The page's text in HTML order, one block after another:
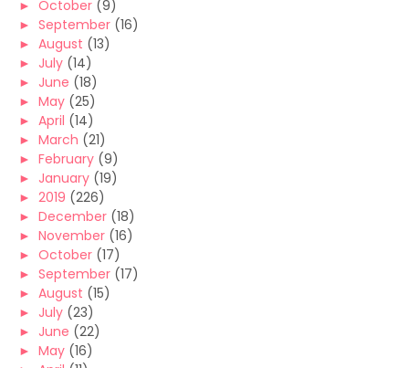
► October (9)
► September (16)
► August (13)
► July (14)
► June (18)
► May (25)
► April (14)
► March (21)
► February (9)
► January (19)
► 2019 (226)
► December (18)
► November (16)
► October (17)
► September (17)
► August (15)
► July (23)
► June (22)
► May (16)